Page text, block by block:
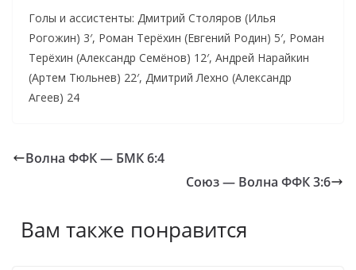
Голы и ассистенты: Дмитрий Столяров (Илья
Рогожин) 3′, Роман Терёхин (Евгений Родин) 5′, Роман
Терёхин (Александр Семёнов) 12′, Андрей Нарайкин
(Артем Тюльнев) 22′, Дмитрий Лехно (Александр
Агеев) 24
Волна ФФК — БМК 6:4
Союз — Волна ФФК 3:6
Вам также понравится